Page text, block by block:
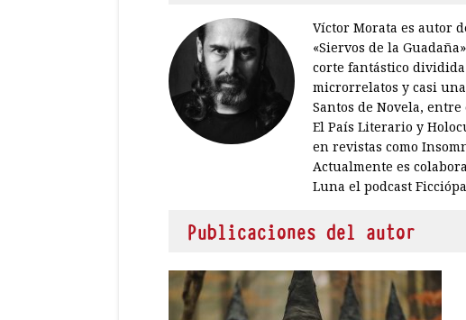
Víctor Morata es autor
«Siervos de la
corte fantástico dividida
microrrelatos y casi
Santos de Novela,
El País Literario y
en revistas como
Actualmente es
Luna el podcast
Publicaciones del autor